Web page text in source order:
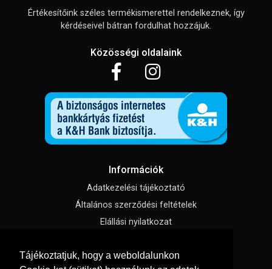
Tájékoztatjuk, hogy a weboldalunkon
Értékesítőink széles termékismerettel rendelkeznek, így
kérdéseivel bátran fordulhat hozzájuk.
Közösségi oldalaink
Információk
Adatkezelési tájékoztató
Általános szerződési feltételek
Elállási nyilatkozat
Süti beállítások